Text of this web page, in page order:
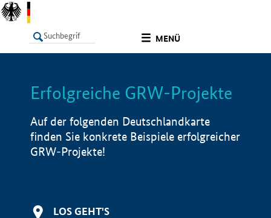
MENÜ
LISTE Info
Erfolgreiche GRW-Projekte
Auf der folgenden Deutschlandkarte
finden Sie konkrete Beispiele erfolgreicher
GRW-Projekte!
LOS GEHT'S